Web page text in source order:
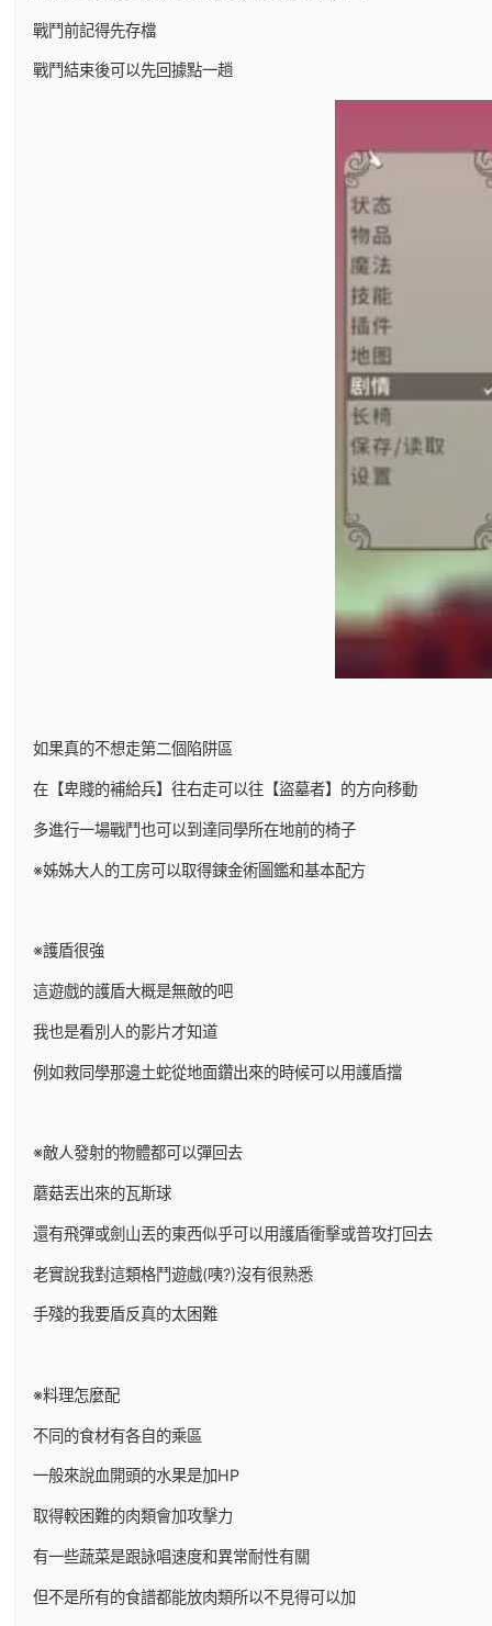
戰鬥前記得先存檔
戰鬥結束後可以先回據點一趟
如果真的不想走第二個陷阱區
在【卑賤的補給兵】往右走可以往【盜墓者】的方向移動
多進行一場戰鬥也可以到達同學所在地前的椅子
※姊姊大人的工房可以取得鍊金術圖鑑和基本配方
※護盾很強
這遊戲的護盾大概是無敵的吧
我也是看別人的影片才知道
例如救同學那邊土蛇從地面鑽出來的時候可以用護盾擋
※敵人發射的物體都可以彈回去
蘑菇丟出來的瓦斯球
還有飛彈或劍山丟的東西似乎可以用護盾衝擊或普攻打回去
老實說我對這類格鬥遊戲(咦?)沒有很熟悉
手殘的我要盾反真的太困難
※料理怎麼配
不同的食材有各自的乘區
一般來說血開頭的水果是加HP
取得較困難的肉類會加攻擊力
有一些蔬菜是跟詠唱速度和異常耐性有關
但不是所有的食譜都能放肉類所以不見得可以加